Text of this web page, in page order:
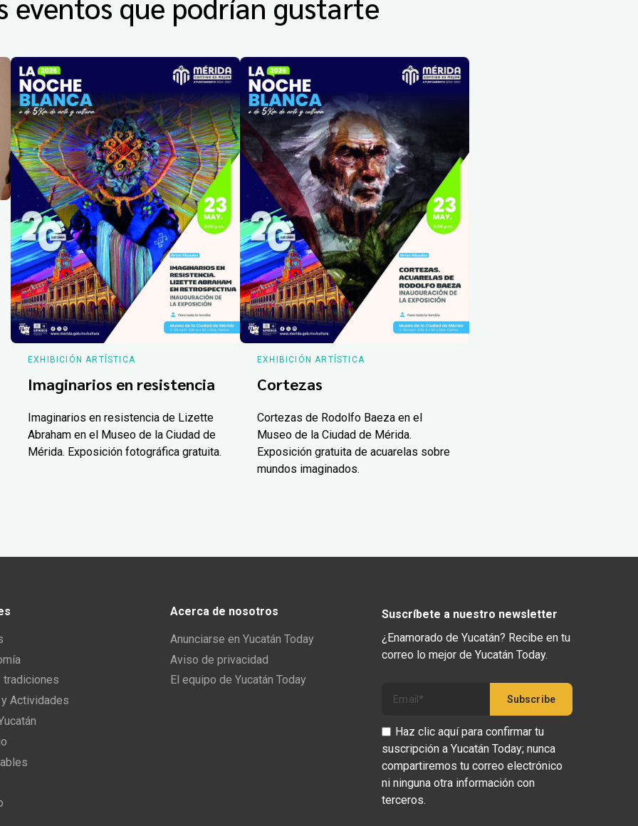
EXHIBICIÓN ARTÍSTICA
Imaginarios en resistencia
Imaginarios en resistencia de Lizette
Abraham en el Museo de la Ciudad de
Mérida. Exposición fotográfica gratuita.
EXHIBICIÓN ARTÍSTICA
Cortezas
Cortezas de Rodolfo Baeza en el
Museo de la Ciudad de Mérida.
Exposición gratuita de acuarelas sobre
mundos imaginados.
tradiciones
Actividades
Acerca de nosotros
Anunciarse en Yucatán Today
Aviso de privacidad
El equipo de Yucatán Today
Suscríbete a nuestro newsletter
¿Enamorado de Yucatán? Recibe en tu
correo lo mejor de Yucatán Today.
Haz clic aquí para confirmar tu
suscripción a Yucatán Today; nunca
compartiremos tu correo electrónico
ni ninguna otra información con
terceros.